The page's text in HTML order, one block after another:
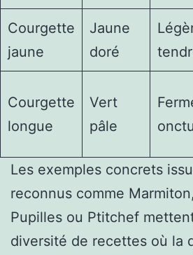
Courgette
jaune
Jaune
doré
Courgette
longue
Vert
pâle
Les exemples concrets
reconnus comme
Pupilles ou Ptitchef
diversité de recettes où la